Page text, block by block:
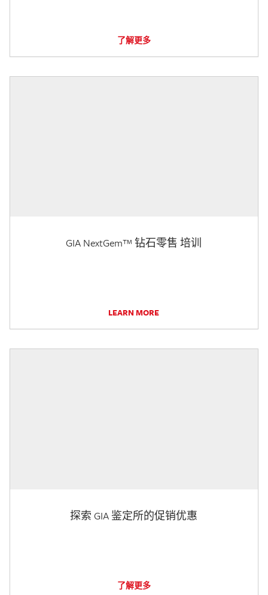
了解更多
GIA NextGem™ 钻石零售 培训
LEARN MORE
探索 GIA 鉴定所的促销优惠
了解更多